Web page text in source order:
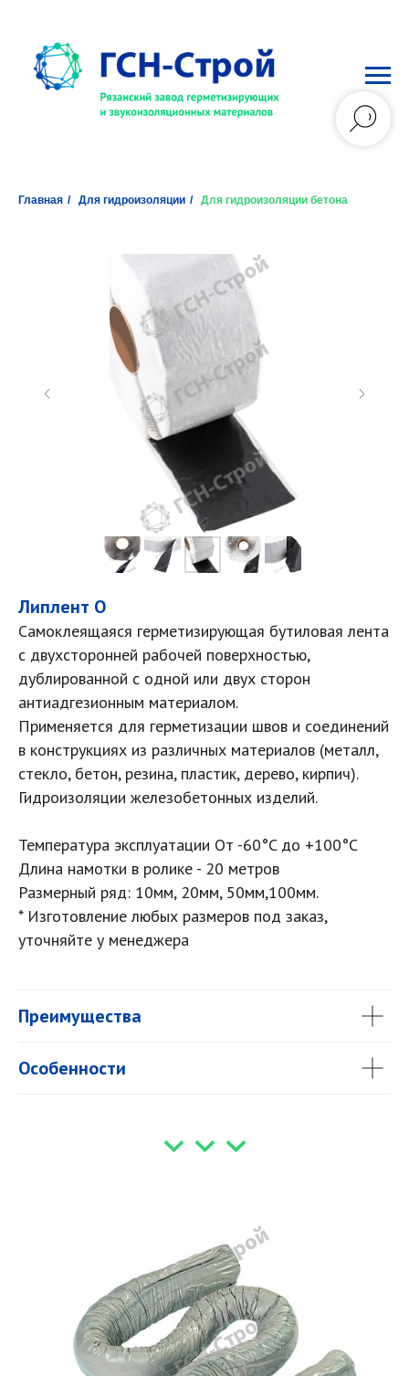
Главная / Для гидроизоляции / Для гидроизоляции бетона
Липлент O
Самоклеящаяся герметизирующая бутиловая лента
с двухсторонней рабочей поверхностью,
дублированной с одной или двух сторон
антиадгезионным материалом.
Применяется для герметизации швов и соединений
в конструкциях из различных материалов (металл,
стекло, бетон, резина, пластик, дерево, кирпич).
Гидроизоляции железобетонных изделий.
Температура эксплуатации От -60°C до +100°C
Длина намотки в ролике - 20 метров
Размерный ряд: 10мм, 20мм, 50мм,100мм.
* Изготовление любых размеров под заказ,
уточняйте у менеджера
Преимущества
Особенности